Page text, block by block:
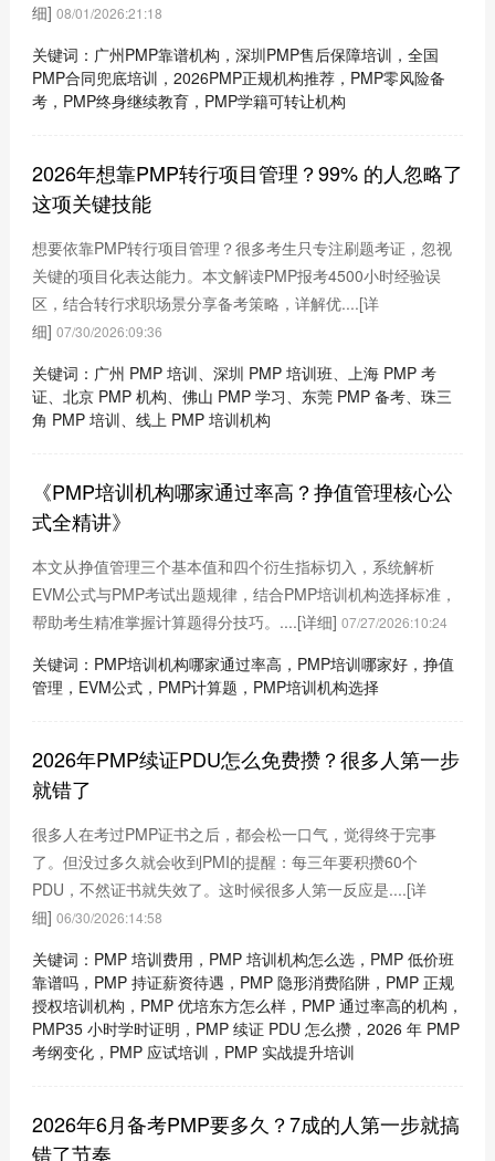
细] 08/01/2026:21:18
关键词：广州PMP靠谱机构，深圳PMP售后保障培训，全国
PMP合同兜底培训，2026PMP正规机构推荐，PMP零风险备
考，PMP终身继续教育，PMP学籍可转让机构
2026年想靠PMP转行项目管理？99% 的人忽略了
这项关键技能
想要依靠PMP转行项目管理？很多考生只专注刷题考证，忽视
关键的项目化表达能力。本文解读PMP报考4500小时经验误
区，结合转行求职场景分享备考策略，详解优....[详
细] 07/30/2026:09:36
关键词：广州 PMP 培训、深圳 PMP 培训班、上海 PMP 考
证、北京 PMP 机构、佛山 PMP 学习、东莞 PMP 备考、珠三
角 PMP 培训、线上 PMP 培训机构
《PMP培训机构哪家通过率高？挣值管理核心公
式全精讲》
本文从挣值管理三个基本值和四个衍生指标切入，系统解析
EVM公式与PMP考试出题规律，结合PMP培训机构选择标准，
帮助考生精准掌握计算题得分技巧。....[详细] 07/27/2026:10:24
关键词：PMP培训机构哪家通过率高，PMP培训哪家好，挣值
管理，EVM公式，PMP计算题，PMP培训机构选择
2026年PMP续证PDU怎么免费攒？很多人第一步
就错了
很多人在考过PMP证书之后，都会松一口气，觉得终于完事
了。但没过多久就会收到PMI的提醒：每三年要积攒60个
PDU，不然证书就失效了。这时候很多人第一反应是....[详
细] 06/30/2026:14:58
关键词：PMP 培训费用，PMP 培训机构怎么选，PMP 低价班
靠谱吗，PMP 持证薪资待遇，PMP 隐形消费陷阱，PMP 正规
授权培训机构，PMP 优培东方怎么样，PMP 通过率高的机构，
PMP35 小时学时证明，PMP 续证 PDU 怎么攒，2026 年 PMP
考纲变化，PMP 应试培训，PMP 实战提升培训
2026年6月备考PMP要多久？7成的人第一步就搞
错了节奏